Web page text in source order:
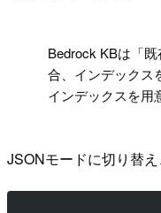
Bedrock KBは「
合、インデックス
インデックスを用
JSONモードに切り替え